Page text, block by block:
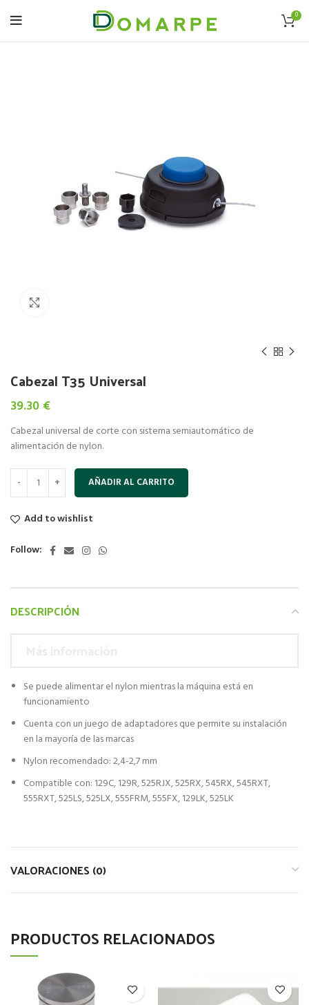
0
Cabezal T35 Universal
39.30 €
Cabezal universal de corte con sistema semiautomático de
alimentación de nylon.
AÑADIR AL CARRITO
Add to wishlist
Follow:
DESCRIPCIÓN
Se puede alimentar el nylon mientras la máquina está en
funcionamiento
Cuenta con un juego de adaptadores que permite su instalación
en la mayoría de las marcas
Nylon recomendado: 2,4-2,7 mm
Compatible con: 129C, 129R, 525RJX, 525RX, 545RX, 545RXT,
555RXT, 525LS, 525LX, 555FRM, 555FX, 129LK, 525LK
VALORACIONES (0)
PRODUCTOS RELACIONADOS